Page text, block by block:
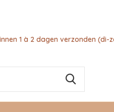
1 à 2 dagen verzonden (di-